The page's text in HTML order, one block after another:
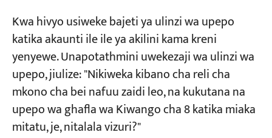
Kwa hivyo usiweke bajeti ya ulinzi wa upepo
katika akaunti ile ile ya akilini kama kreni
yenyewe. Unapotathmini uwekezaji wa ulinzi wa
upepo, jiulize: "Nikiweka kibano cha reli cha
mkono cha bei nafuu zaidi leo, na kukutana na
upepo wa ghafla wa Kiwango cha 8 katika miaka
mitatu, je, nitalala vizuri?"